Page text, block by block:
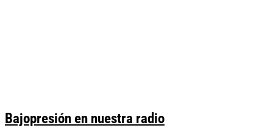
Bajopresión en nuestra radio